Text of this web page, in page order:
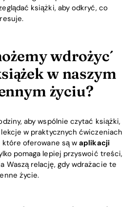
książki, aby odkryć, co
wdrożyć
w naszym
życiu?
aby wspólnie czytać książki,
w praktycznych ćwiczeniach
które oferowane są waplikacji
pomaga lepiej przyswoić treści,
Waszą relację, gdy wdrażacie te
życie.